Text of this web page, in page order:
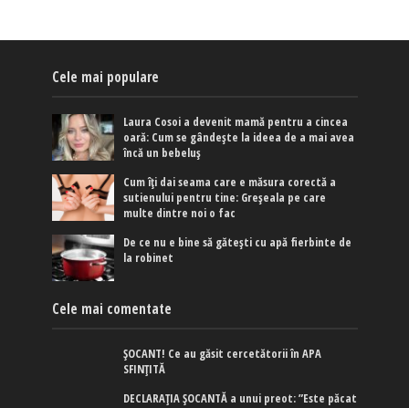
Cele mai populare
Laura Cosoi a devenit mamă pentru a cincea
oară: Cum se gândește la ideea de a mai avea
încă un bebeluș
Cum îți dai seama care e măsura corectă a
sutienului pentru tine: Greșeala pe care
multe dintre noi o fac
De ce nu e bine să gătești cu apă fierbinte de
la robinet
Cele mai comentate
ȘOCANT! Ce au găsit cercetătorii în APA
SFINȚITĂ
DECLARAȚIA ȘOCANTĂ a unui preot: ”Este păcat